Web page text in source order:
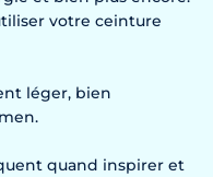
votre ceinture
léger, bien
quand inspirer et